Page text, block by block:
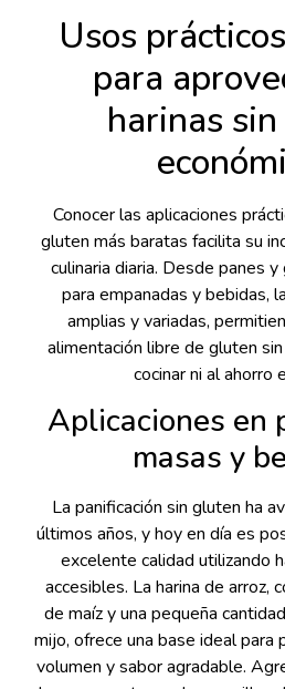
Usos
para
harinas
Conocer las aplicaciones
gluten más baratas facilita su
culinaria diaria. Desde panes
para empanadas y bebidas,
amplias y variadas,
alimentación libre de gluten
cocinar ni al ahorro
Aplicaciones en
masas y
La panificación sin gluten ha
últimos años, y hoy en día es
excelente calidad utilizando
accesibles. La harina de arroz,
de maíz y una pequeña
mijo, ofrece una base ideal para
volumen y sabor agradable.